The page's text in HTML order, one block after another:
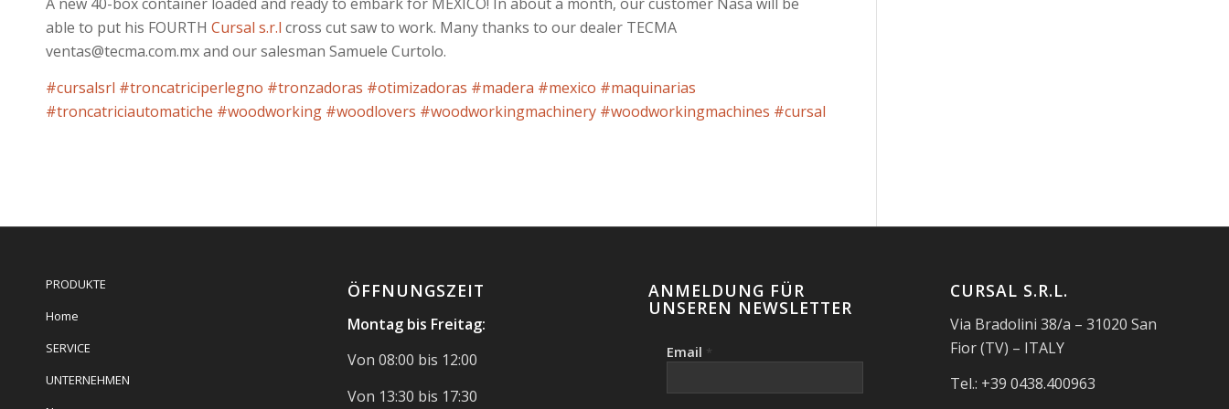
able to put his FOURTH Cursal s.r.l cross cut saw to work. Many thanks to our dealer TECMA
ventas@tecma.com.mx and our salesman Samuele Curtolo.
#cursalsrl #troncatriciperlegno #tronzadoras #otimizadoras #madera #mexico #maquinarias
#troncatriciautomatiche #woodworking #woodlovers #woodworkingmachinery #woodworkingmachines #cursal
PRODUKTE
Home
SERVICE
UNTERNEHMEN
ÖFFNUNGSZEIT
Montag bis Freitag:
Von 08:00 bis 12:00
Von 13:30 bis 17:30
ANMELDUNG FÜR
UNSEREN NEWSLETTER
Email *
CURSAL S.R.L.
Via Bradolini 38/a – 31020 San
Fior (TV) – ITALY
Tel.: +39 0438.400963